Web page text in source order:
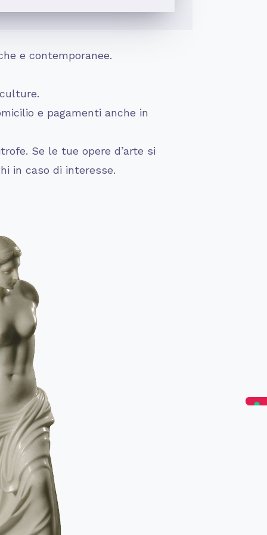
e contemporanee.
e pagamenti anche in
Se le tue opere d’arte si
in caso di interesse.